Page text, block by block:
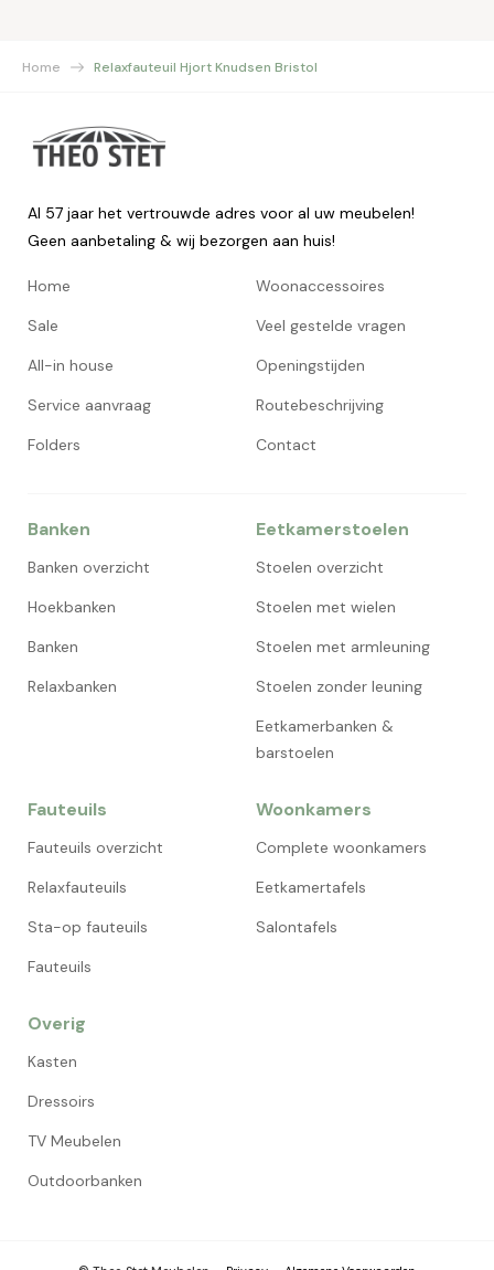
Home Relaxfauteuil Hjort Knudsen Bristol
Al 57 jaar het vertrouwde adres voor al uw meubelen!
Geen aanbetaling & wij bezorgen aan huis!
Home
Sale
All-in house
Service aanvraag
Folders
Woonaccessoires
Veel gestelde vragen
Openingstijden
Routebeschrijving
Contact
Banken
Banken overzicht
Hoekbanken
Banken
Relaxbanken
Eetkamerstoelen
Stoelen overzicht
Stoelen met wielen
Stoelen met armleuning
Stoelen zonder leuning
Eetkamerbanken &
barstoelen
Fauteuils
Fauteuils overzicht
Relaxfauteuils
Sta-op fauteuils
Fauteuils
Woonkamers
Complete woonkamers
Eetkamertafels
Salontafels
Overig
Kasten
Dressoirs
TV Meubelen
Outdoorbanken